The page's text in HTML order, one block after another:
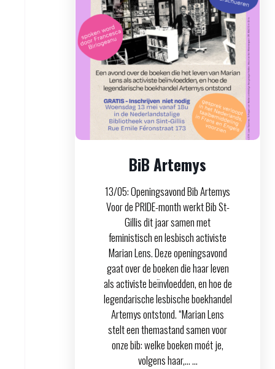
BiB Artemys
13/05: Openingsavond Bib Artemys
Voor de PRIDE-month werkt Bib St-
Gillis dit jaar samen met
feministisch en lesbisch activiste
Marian Lens. Deze openingsavond
gaat over de boeken die haar leven
als activiste beïnvloedden, en hoe de
legendarische lesbische boekhandel
Artemys ontstond. “Marian Lens
stelt een themastand samen voor
onze bib: welke boeken moét je,
volgens haar,… ...